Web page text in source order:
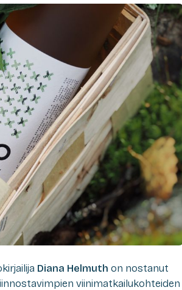
Diana Helmuth on nostanut
viinimatkailukohteiden